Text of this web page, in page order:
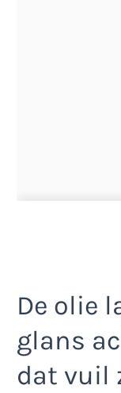
De olie
glans
dat vuil